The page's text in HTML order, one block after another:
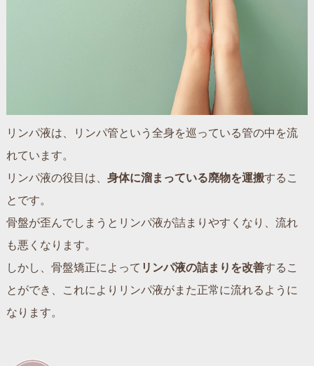
リンパ液は、リンパ管という全身を巡っている管の中を流
れています。
リンパ液の役目は、 身体に溜まっている廃物を運搬するこ
とです。
骨盤が歪んでしまうとリンパ液が詰まりやすくなり、流れ
も悪くなります。
しかし、骨盤矯正によって リンパ液の詰まりを改善するこ
とができ、これによりリンパ液がまた正常に流れるように
なります。